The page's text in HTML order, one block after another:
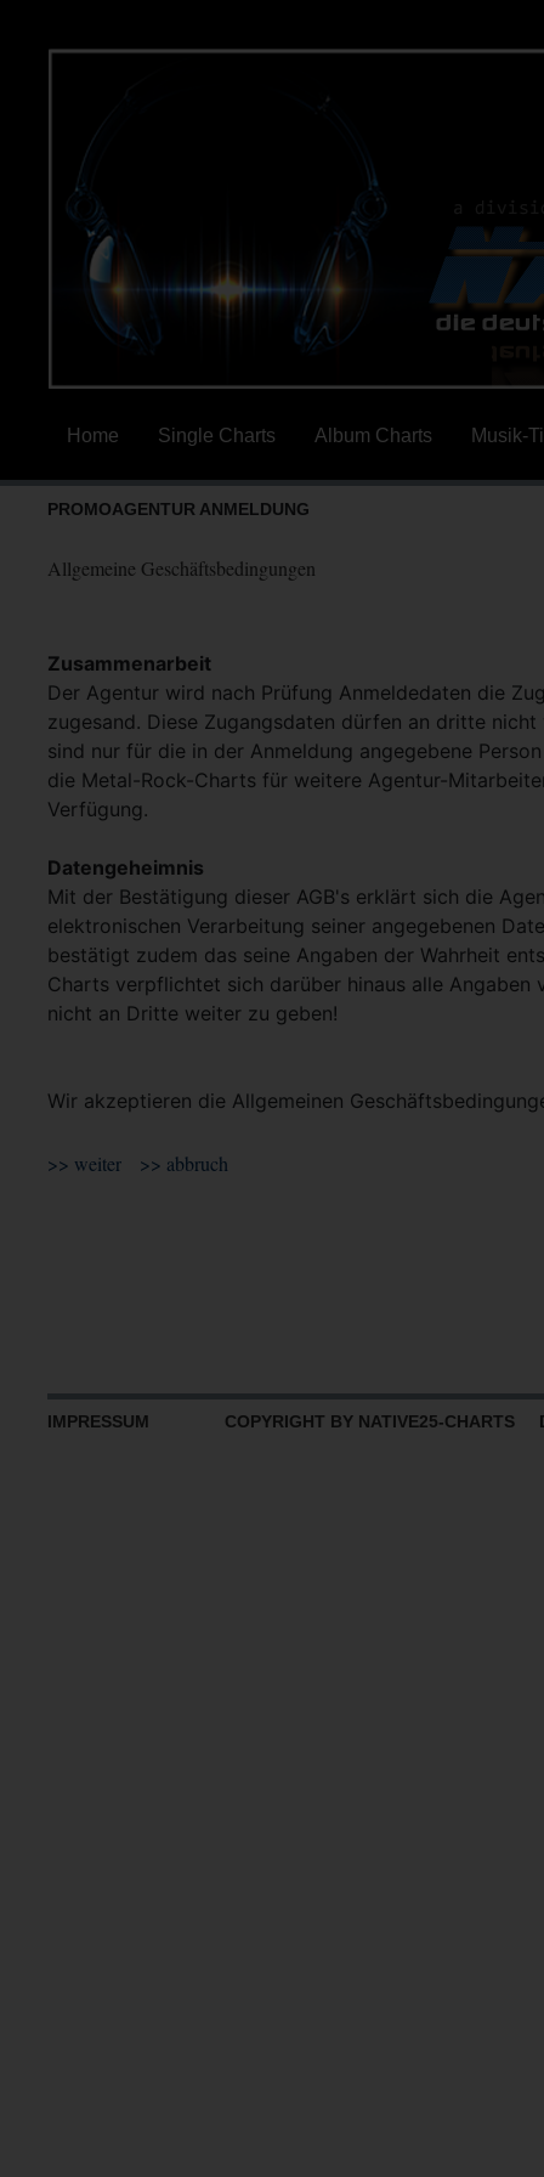
Home Single Charts Album Charts Musik-
PROMOAGENTUR ANMELDUNG
Allgemeine Geschäftsbedingungen
Zusammenarbeit
Der Agentur wird nach Prüfung Anmeldedaten die
zugesand. Diese Zugangsdaten dürfen an dritte
sind nur für die in der Anmeldung angegebene
die Metal-Rock-Charts für weitere Agentur-
Verfügung.
Datengeheimnis
Mit der Bestätigung dieser AGB's erklärt sich die
elektronischen Verarbeitung seiner angegebenen
bestätigt zudem das seine Angaben der Wahrheit
Charts verpflichtet sich darüber hinaus alle Angaben
nicht an Dritte weiter zu geben!
Wir akzeptieren die Allgemeinen
IMPRESSUM COPYRIGHT BY NATIVE25-CHARTS